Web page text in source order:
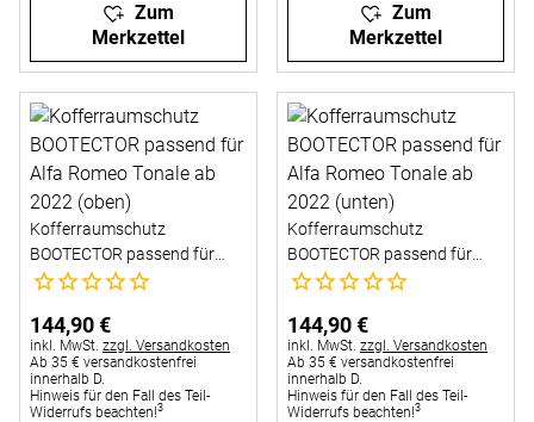
Zum
Merkzettel
Zum
Merkzettel
Kofferraumschutz
BOOTECTOR passend für
Alfa Romeo Tonale ab 2022
Noch keine Bewertungen abgegeben
144,90€
Steuerhinweis:
inkl. MwSt. zzgl. Versandkosten
Ab 35 € versandkostenfrei
innerhalb D.
Hinweis für den Fall des Teil-
Widerrufs beachten!3
Kofferraumschutz
BOOTECTOR passend für
Alfa Romeo Tonale ab 2022
Noch keine Bewertungen
144,90€
Steuerhinweis:
inkl. MwSt. zzgl. Versandkosten
Ab 35 € versandkostenfrei
innerhalb D.
Hinweis für den Fall des Teil-
Widerrufs beachten!3